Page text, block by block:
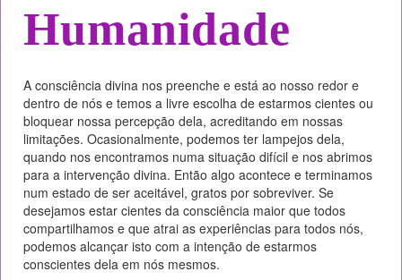
Humanidade
A consciência divina nos preenche e está ao nosso redor e
dentro de nós e temos a livre escolha de estarmos cientes ou
bloquear nossa percepção dela, acreditando em nossas
limitações. Ocasionalmente, podemos ter lampejos dela,
quando nos encontramos numa situação difícil e nos abrimos
para a intervenção divina. Então algo acontece e terminamos
num estado de ser aceitável, gratos por sobreviver. Se
desejamos estar cientes da consciência maior que todos
compartilhamos e que atrai as experiências para todos nós,
podemos alcançar isto com a intenção de estarmos
conscientes dela em nós mesmos.